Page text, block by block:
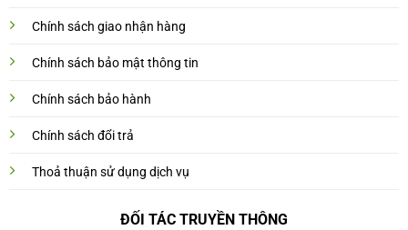
Chính sách giao nhận hàng
Chính sách bảo mật thông tin
Chính sách bảo hành
Chính sách đổi trả
Thoả thuận sử dụng dịch vụ
ĐỐI TÁC TRUYỀN THÔNG